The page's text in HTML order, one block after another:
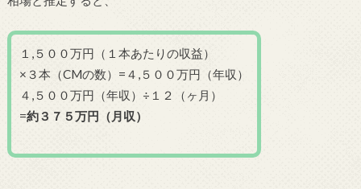
１,５００万円（１本あたりの収益）
×３本（CMの数）=４,５００万円（年収）
４,５００万円（年収）÷１２（ヶ月）
=約３７５万円（月収）